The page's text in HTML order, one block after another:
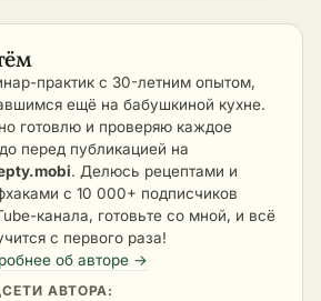
практик с 30-летним опытом,
ещё на бабушкиной кухне.
готовлю и проверяю каждое
перед публикацией на
. Делюсь рецептами и
с 10 000+ подписчиков
канала, готовьте со мной, и всё
с первого раза!
об авторе →
АВТОРА: